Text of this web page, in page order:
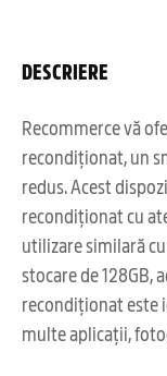
DESCRIERE
Recommerce vă
recondiționat, un
redus. Acest
recondiționat cu
utilizare similară
stocare de 128GB,
recondiționat este
multe aplicații,